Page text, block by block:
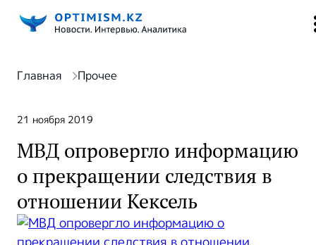
Главная Прочее
21 ноября 2019
МВД опровергло информацию
о прекращении следствия в
отношении Кексель